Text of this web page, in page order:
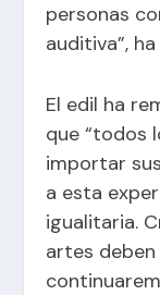
personas
auditiva”,
El edil ha
que “todos
importar
a esta
igualitaria.
artes